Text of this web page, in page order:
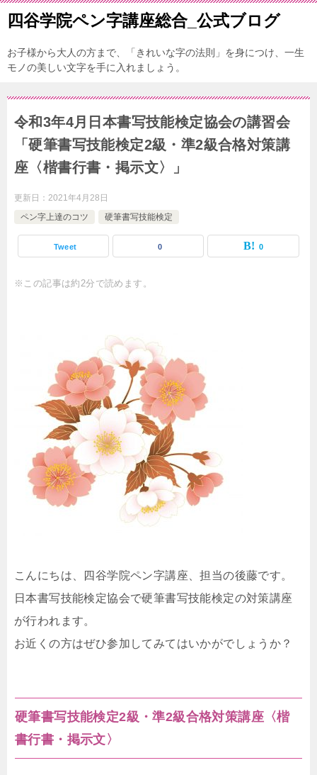
四谷学院ペン字講座総合_公式ブログ
お子様から大人の方まで、「きれいな字の法則」を身につけ、一生
モノの美しい文字を手に入れましょう。
令和3年4月日本書写技能検定協会の講習会
「硬筆書写技能検定2級・準2級合格対策講
座〈楷書行書・掲示文〉」
更新日： 2021年4月28日
ペン字上達のコツ
硬筆書写技能検定
Tweet 0 0
※この記事は約2分で読めます。
こんにちは、四谷学院ペン字講座、担当の後藤です。
日本書写技能検定協会で硬筆書写技能検定の対策講座
が行われます。
お近くの方はぜひ参加してみてはいかがでしょうか？
硬筆書写技能検定2級・準2級合格対策講座〈楷
書行書・掲示文〉